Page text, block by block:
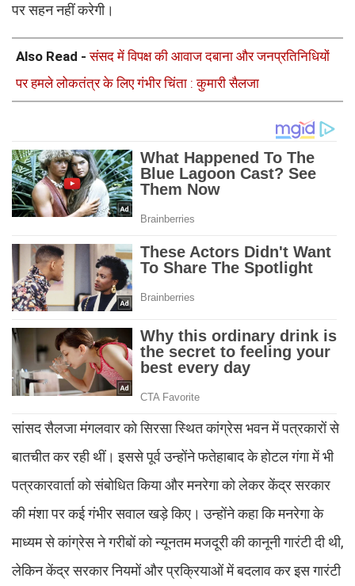
पर सहन नहीं करेगी।
Also Read -संसद में विपक्ष की आवाज दबाना और जनप्रतिनिधियों
पर हमले लोकतंत्र के लिए गंभीर चिंता : कुमारी सैलजा
सांसद सैलजा मंगलवार को सिरसा स्थित कांग्रेस भवन में पत्रकारों से
बातचीत कर रही थीं। इससे पूर्व उन्होंने फतेहाबाद के होटल गंगा में भी
पत्रकारवार्ता को संबोधित किया और मनरेगा को लेकर केंद्र सरकार
की मंशा पर कई गंभीर सवाल खड़े किए। उन्होंने कहा कि मनरेगा के
माध्यम से कांग्रेस ने गरीबों को न्यूनतम मजदूरी की कानूनी गारंटी दी थी,
लेकिन केंद्र सरकार नियमों और प्रक्रियाओं में बदलाव कर इस गारंटी